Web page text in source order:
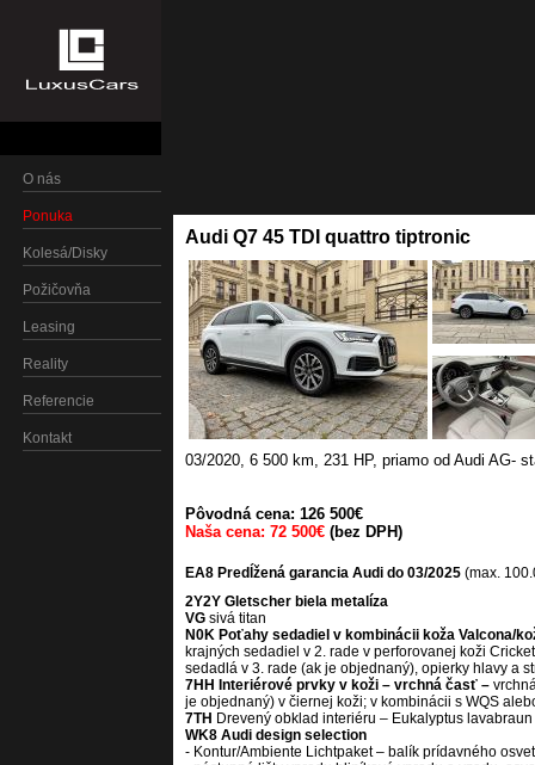
O nás
Ponuka
Kolesá/Disky
Požičovňa
Leasing
Reality
Referencie
Kontakt
Audi Q7 45 TDI quattro tiptronic
03/2020, 6 500 km, 231 HP, priamo od Audi AG-
Pôvodná cena: 126 500€
Naša cena: 72 500€ (bez DPH)
EA8 Predĺžená garancia Audi do 03/2025 (max.
2Y2Y Gletscher biela metalíza
VG sivá titan
N0K Poťahy sedadiel v kombinácii koža Valcona/
krajných sedadiel v 2. rade v perforovanej koži
sedadlá v 3. rade (ak je objednaný), opierky hlavy a
7HH Interiérové prvky v koži – vrchná časť –
je objednaný) v čiernej koži; v kombinácii s WQS
7TH Drevený obklad interiéru – Eukalyptus
WK8 Audi design selection
- Kontur/Ambiente Lichtpaket – balík prídavného